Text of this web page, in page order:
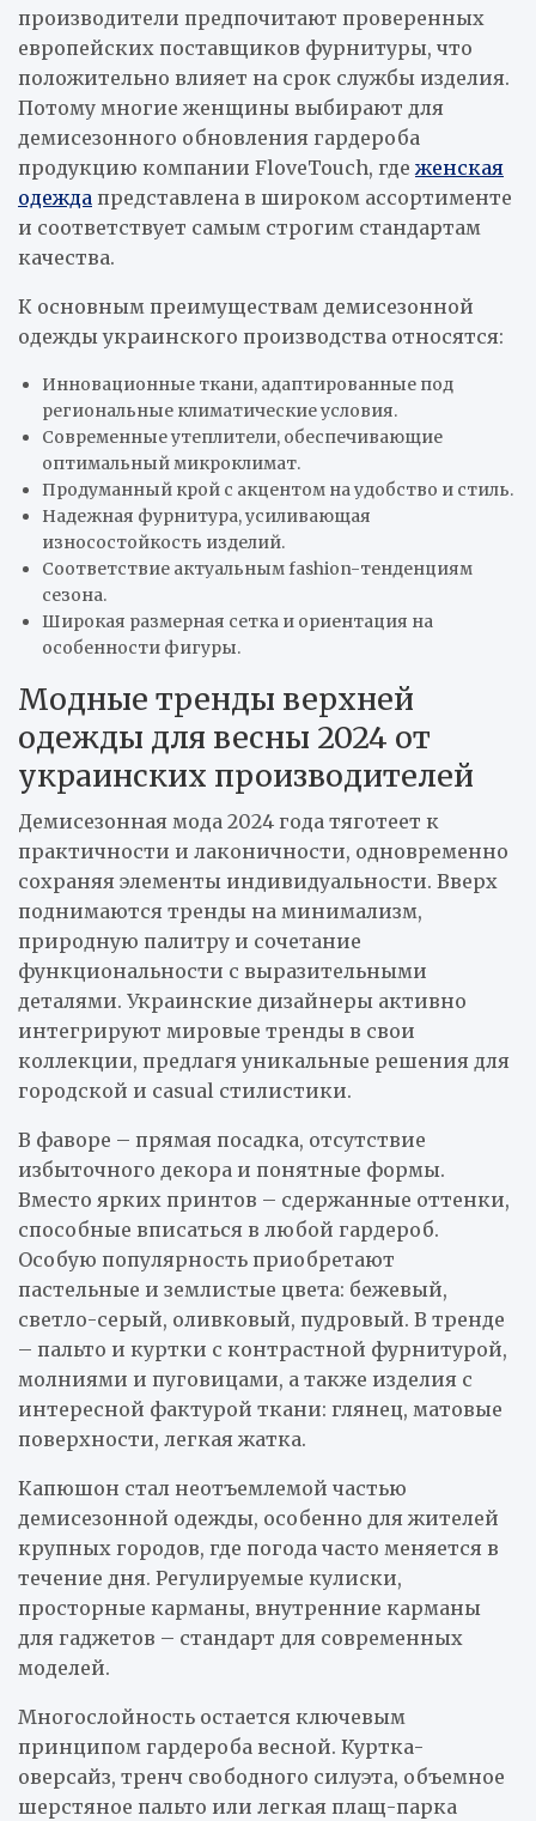
производители предпочитают проверенных
европейских поставщиков фурнитуры, что
положительно влияет на срок службы изделия.
Потому многие женщины выбирают для
демисезонного обновления гардероба
продукцию компании FloveTouch, гдеженская
одежда представлена в широком ассортименте
и соответствует самым строгим стандартам
качества.
К основным преимуществам демисезонной
одежды украинского производства относятся:
Инновационные ткани, адаптированные под
региональные климатические условия.
Современные утеплители, обеспечивающие
оптимальный микроклимат.
Продуманный крой с акцентом на удобство и стиль.
Надежная фурнитура, усиливающая
износостойкость изделий.
Соответствие актуальным fashion-тенденциям
сезона.
Широкая размерная сетка и ориентация на
особенности фигуры.
Модные тренды верхней
одежды для весны 2024 от
украинских производителей
Демисезонная мода 2024 года тяготеет к
практичности и лаконичности, одновременно
сохраняя элементы индивидуальности. Вверх
поднимаются тренды на минимализм,
природную палитру и сочетание
функциональности с выразительными
деталями. Украинские дизайнеры активно
интегрируют мировые тренды в свои
коллекции, предлагя уникальные решения для
городской и casual стилистики.
В фаворе – прямая посадка, отсутствие
избыточного декора и понятные формы.
Вместо ярких принтов – сдержанные оттенки,
способные вписаться в любой гардероб.
Особую популярность приобретают
пастельные и землистые цвета: бежевый,
светло-серый, оливковый, пудровый. В тренде
– пальто и куртки с контрастной фурнитурой,
молниями и пуговицами, а также изделия с
интересной фактурой ткани: глянец, матовые
поверхности, легкая жатка.
Капюшон стал неотъемлемой частью
демисезонной одежды, особенно для жителей
крупных городов, где погода часто меняется в
течение дня. Регулируемые кулиски,
просторные карманы, внутренние карманы
для гаджетов – стандарт для современных
моделей.
Многослойность остается ключевым
принципом гардероба весной. Куртка-
оверсайз, тренч свободного силуэта, объемное
шерстяное пальто или легкая плащ-парка